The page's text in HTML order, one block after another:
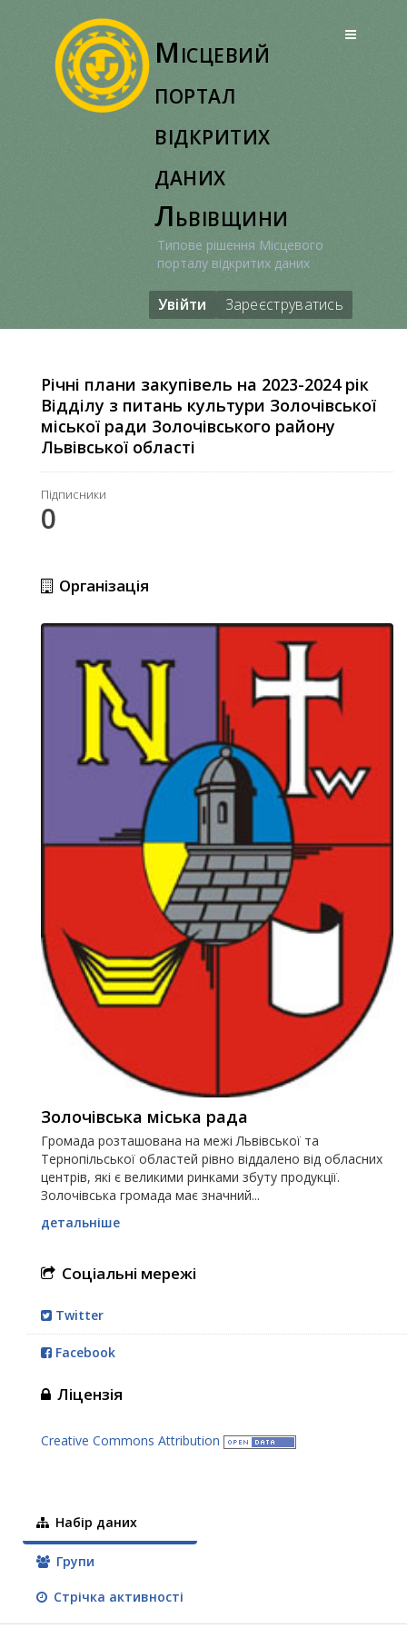
Місцевий
портал
відкритих
даних
Львівщини
Типове рішення Місцевого
порталу відкритих даних
Увійти Зареєструватись
Річні плани закупівель на 2023-2024 рік
Відділу з питань культури Золочівської
міської ради Золочівського району
Львівської області
Підписники
0
Організація
Золочівська міська рада
Громада розташована на межі Львівської та
Тернопільської областей рівно віддалено від обласних
центрів, які є великими ринками збуту продукції.
Золочівська громада має значний...
детальніше
Соціальні мережі
Twitter
Facebook
Ліцензія
Creative Commons Attribution
Набір даних
Групи
Стрічка активності